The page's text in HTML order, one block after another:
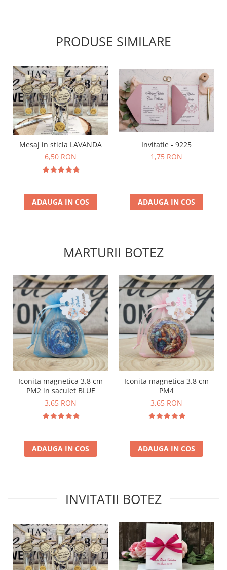
PRODUSE SIMILARE
Mesaj in sticla LAVANDA
6,50 RON
ADAUGA IN COS
Invitatie - 9225
1,75 RON
ADAUGA IN COS
MARTURII BOTEZ
Iconita magnetica 3.8 cm
PM2 in saculet BLUE
3,65 RON
ADAUGA IN COS
Iconita magnetica 3.8 cm
PM4
3,65 RON
ADAUGA IN COS
INVITATII BOTEZ